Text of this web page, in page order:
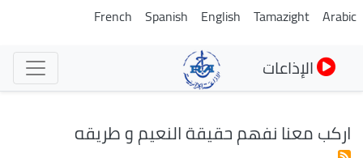
تجاوز
Arabic
Tamazight
English
Spanish
French
الإذاعات
اركب معنا نفهم حقيقة النعيم و طريقه